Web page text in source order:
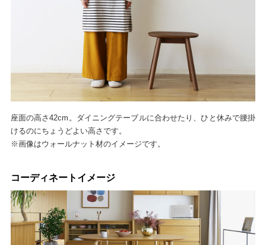
座面の高さ42cm。ダイニングテーブルに合わせたり、ひと休みで腰掛
けるのにちょうどよい高さです。
※画像はウォールナット材のイメージです。
コーディネートイメージ